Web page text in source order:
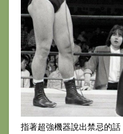
指著超強機器說出禁忌的話